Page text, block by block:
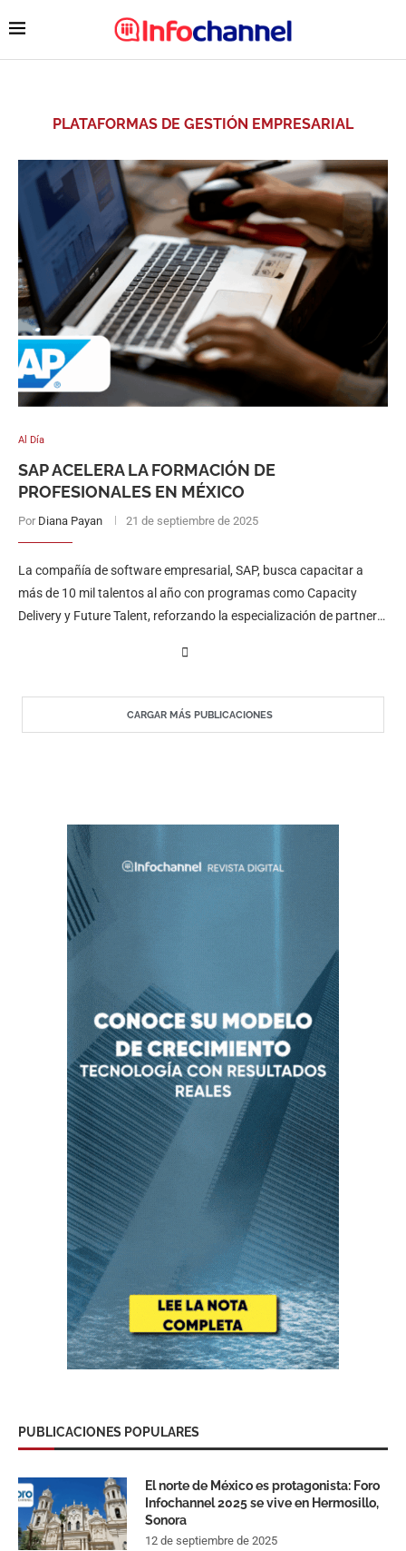
PLATAFORMAS DE GESTIÓN EMPRESARIAL
Al Día
SAP ACELERA LA FORMACIÓN DE
PROFESIONALES EN MÉXICO
Por Diana Payan 21 de septiembre de 2025
La compañía de software empresarial, SAP, busca capacitar a
más de 10 mil talentos al año con programas como Capacity
Delivery y Future Talent, reforzando la especialización de partners
CARGAR MÁS PUBLICACIONES
PUBLICACIONES POPULARES
El norte de México es protagonista: Foro
Infochannel 2025 se vive en Hermosillo,
Sonora
12 de septiembre de 2025